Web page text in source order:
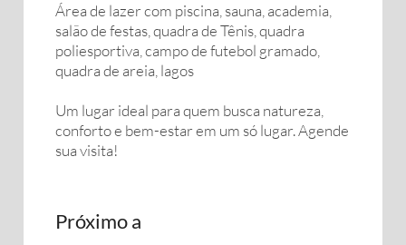
Área de lazer com piscina, sauna, academia,
salão de festas, quadra de Tênis, quadra
poliesportiva, campo de futebol gramado,
quadra de areia, lagos
Um lugar ideal para quem busca natureza,
conforto e bem-estar em um só lugar. Agende
sua visita!
Próximo a